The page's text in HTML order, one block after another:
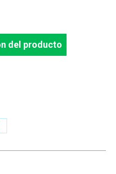
del producto